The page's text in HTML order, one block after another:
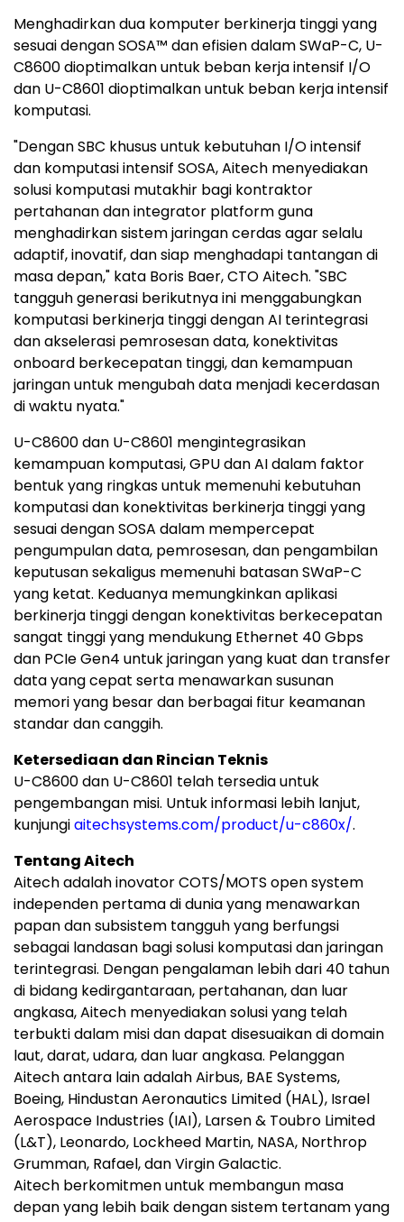
Menghadirkan dua komputer berkinerja tinggi yang
sesuai dengan SOSA™ dan efisien dalam SWaP-C, U-
C8600 dioptimalkan untuk beban kerja intensif I/O
dan U-C8601 dioptimalkan untuk beban kerja intensif
komputasi.
"Dengan SBC khusus untuk kebutuhan I/O intensif
dan komputasi intensif SOSA, Aitech menyediakan
solusi komputasi mutakhir bagi kontraktor
pertahanan dan integrator platform guna
menghadirkan sistem jaringan cerdas agar selalu
adaptif, inovatif, dan siap menghadapi tantangan di
masa depan," kata Boris Baer, CTO Aitech. "SBC
tangguh generasi berikutnya ini menggabungkan
komputasi berkinerja tinggi dengan AI terintegrasi
dan akselerasi pemrosesan data, konektivitas
onboard berkecepatan tinggi, dan kemampuan
jaringan untuk mengubah data menjadi kecerdasan
di waktu nyata."
U-C8600 dan U-C8601 mengintegrasikan
kemampuan komputasi, GPU dan AI dalam faktor
bentuk yang ringkas untuk memenuhi kebutuhan
komputasi dan konektivitas berkinerja tinggi yang
sesuai dengan SOSA dalam mempercepat
pengumpulan data, pemrosesan, dan pengambilan
keputusan sekaligus memenuhi batasan SWaP-C
yang ketat. Keduanya memungkinkan aplikasi
berkinerja tinggi dengan konektivitas berkecepatan
sangat tinggi yang mendukung Ethernet 40 Gbps
dan PCIe Gen4 untuk jaringan yang kuat dan transfer
data yang cepat serta menawarkan susunan
memori yang besar dan berbagai fitur keamanan
standar dan canggih.
Ketersediaan dan Rincian Teknis
U-C8600 dan U-C8601 telah tersedia untuk
pengembangan misi. Untuk informasi lebih lanjut,
kunjungiaitechsystems.com/product/u-c860x/.
Tentang Aitech
Aitech adalah inovator COTS/MOTS open system
independen pertama di dunia yang menawarkan
papan dan subsistem tangguh yang berfungsi
sebagai landasan bagi solusi komputasi dan jaringan
terintegrasi. Dengan pengalaman lebih dari 40 tahun
di bidang kedirgantaraan, pertahanan, dan luar
angkasa, Aitech menyediakan solusi yang telah
terbukti dalam misi dan dapat disesuaikan di domain
laut, darat, udara, dan luar angkasa. Pelanggan
Aitech antara lain adalah Airbus, BAE Systems,
Boeing, Hindustan Aeronautics Limited (HAL), Israel
Aerospace Industries (IAI), Larsen & Toubro Limited
(L&T), Leonardo, Lockheed Martin, NASA, Northrop
Grumman, Rafael, dan Virgin Galactic.
Aitech berkomitmen untuk membangun masa
depan yang lebih baik dengan sistem tertanam yang